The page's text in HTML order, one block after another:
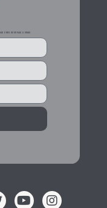
DE MINAS GERAIS